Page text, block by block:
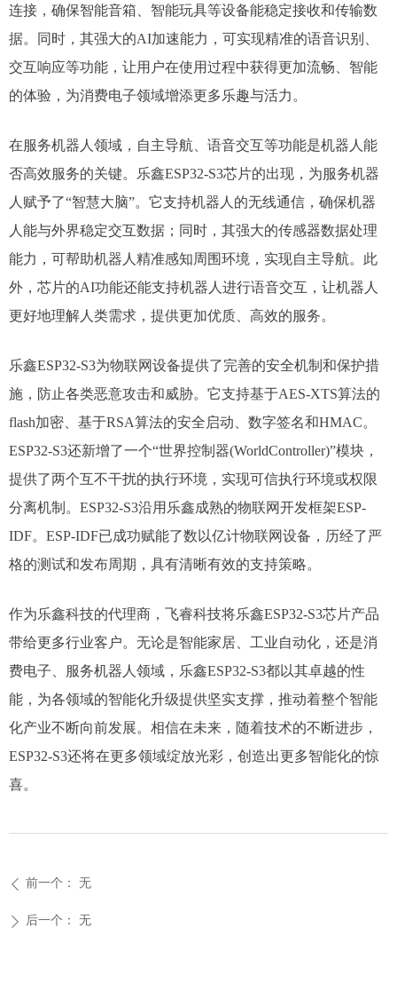
连接，确保智能音箱、智能玩具等设备能稳定接收和传输数
据。同时，其强大的AI加速能力，可实现精准的语音识别、
交互响应等功能，让用户在使用过程中获得更加流畅、智能
的体验，为消费电子领域增添更多乐趣与活力。​
在服务机器人领域，自主导航、语音交互等功能是机器人能
否高效服务的关键。乐鑫ESP32-S3芯片的出现，为服务机器
人赋予了“智慧大脑”。​它支持机器人的无线通信，确保机器
人能与外界稳定交互数据；同时，其强大的传感器数据处理
能力，可帮助机器人精准感知周围环境，实现自主导航。此
外，芯片的AI功能还能支持机器人进行语音交互，让机器人
更好地理解人类需求，提供更加优质、高效的服务。​
乐鑫ESP32-S3为物联网设备提供了完善的安全机制和保护措
施，防止各类恶意攻击和威胁。它支持基于AES-XTS算法的
flash加密、基于RSA算法的安全启动、数字签名和HMAC。
ESP32-S3还新增了一个“世界控制器(WorldController)”模块，
提供了两个互不干扰的执行环境，实现可信执行环境或权限
分离机制。ESP32-S3沿用乐鑫成熟的物联网开发框架ESP-
IDF。ESP-IDF已成功赋能了数以亿计物联网设备，历经了严
格的测试和发布周期，具有清晰有效的支持策略。
作为乐鑫科技的代理商，飞睿科技将乐鑫ESP32-S3芯片产品
带给更多行业客户。无论是智能家居、工业自动化，还是消
费电子、服务机器人领域，乐鑫ESP32-S3都以其卓越的性
能，为各领域的智能化升级提供坚实支撑，推动着整个智能
化产业不断向前发展。相信在未来，随着技术的不断进步，
ESP32-S3还将在更多领域绽放光彩，创造出更多智能化的惊
喜。
ꄴ 前一个： 无
ꄲ 后一个： 无